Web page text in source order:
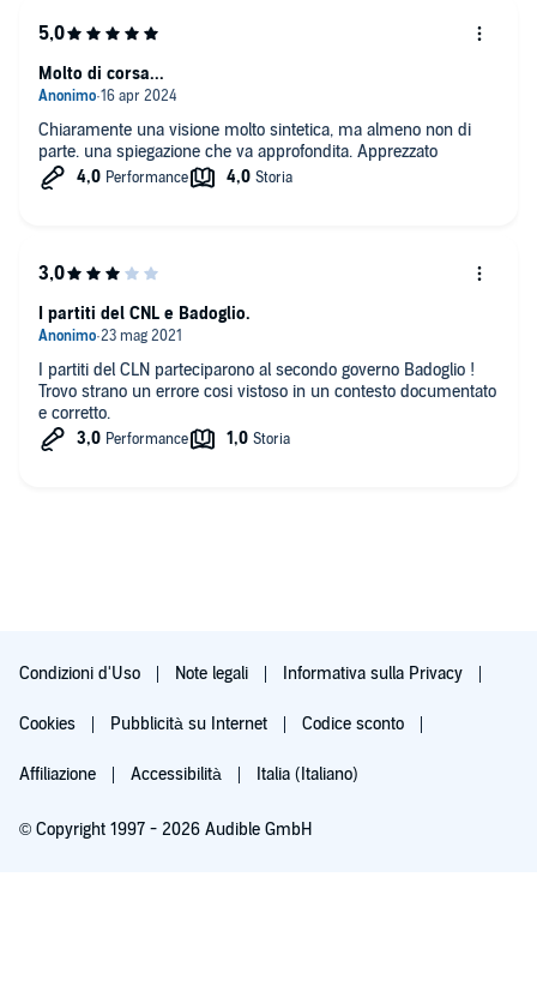
Chiaramente una visione molto sintetica, ma almeno non di
parte. una spiegazione che va approfondita. Apprezzato
Molto di corsa...
I partiti del CLN parteciparono al secondo governo Badoglio !
Trovo strano un errore cosi vistoso in un contesto documentato
e corretto.
I partiti del CNL e Badoglio.
Condizioni d'Uso Note legali Informativa sulla Privacy
Cookies Pubblicità su Internet Codice sconto
Affiliazione Accessibilità Italia (Italiano)
© Copyright 1997 - 2026 Audible GmbH